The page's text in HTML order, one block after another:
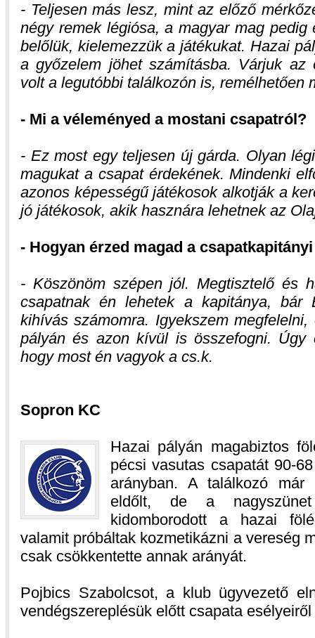
- Teljesen más lesz, mint az előző
négy remek légiósa, a magyar mag pedig
belőlük, kielemezzük a játékukat. Hazai
a győzelem jöhet számításba. Várjuk az
volt a legutóbbi találkozón is, remélhetően
- Mi a véleményed a mostani csapatról?
- Ez most egy teljesen új gárda. Olyan
magukat a csapat érdekének. Mindenki
azonos képességű játékosok alkotják a
jó játékosok, akik hasznára lehetnek az
- Hogyan érzed magad a
- Köszönöm szépen jól. Megtisztelő és
csapatnak én lehetek a kapitánya, bár
kihívás számomra. Igyekszem
pályán és azon kívül is összefogni. Úgy
hogy most én vagyok a cs.k.
Sopron KC
Hazai pályán magabiztos
pécsi vasutas csapatát 90-
arányban. A találkozó
eldőlt, de a
kidomborodott a hazai
valamit próbáltak kozmetikázni a vereség
csak csökkentette annak arányát.
Pojbics Szabolcsot, a klub ügyvezető
vendégszereplésük előtt csapata